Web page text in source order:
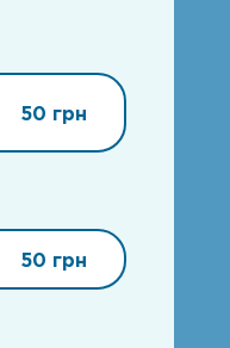
50 грн
50 грн